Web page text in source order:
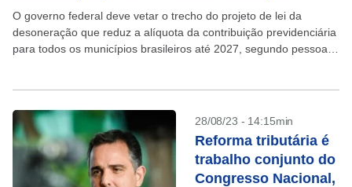
O governo federal deve vetar o trecho do projeto de lei da
desoneração que reduz a alíquota da contribuição previdenciária
para todos os municípios brasileiros até 2027, segundo pessoas
28/08/23 - 14:15min
Reforma tributária é
trabalho conjunto do
Congresso Nacional,